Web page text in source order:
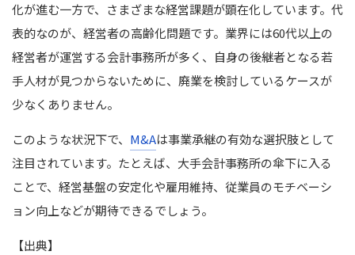
化が進む一方で、さまざまな経営課題が顕在化しています。代
表的なのが、経営者の高齢化問題です。業界には60代以上の
経営者が運営する会計事務所が多く、自身の後継者となる若
手人材が見つからないために、廃業を検討しているケースが
少なくありません。
このような状況下で、 M&Aは事業承継の有効な選択肢として
注目されています。たとえば、大手会計事務所の傘下に入る
ことで、経営基盤の安定化や雇用維持、従業員のモチベーシ
ョン向上などが期待できるでしょう。
【出典】